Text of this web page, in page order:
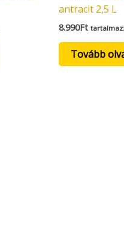
antracit 2,5 L
8.990Ft
Tovább